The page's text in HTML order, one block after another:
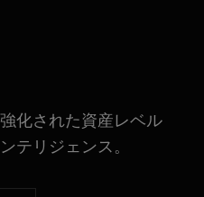
化された資産レベル
テリジェンス。